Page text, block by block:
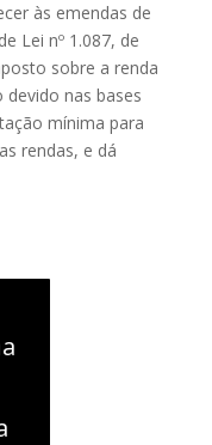
às emendas de
Lei nº 1.087, de
sobre a renda
nas bases
mínima para
rendas, e dá